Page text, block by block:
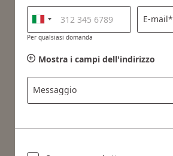
Per qualsiasi domanda
E-mail*
Mostra i campi dell'indirizzo
Messaggio